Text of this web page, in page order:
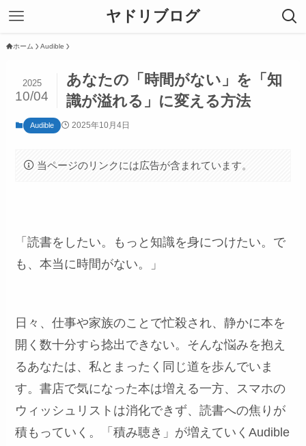
ヤドリブログ
ホーム Audible
あなたの「時間がない」を「知
識が溢れる」に変える方法
2025
10/04
Audible 2025年10月4日
当ページのリンクには広告が含まれています。
「読書をしたい。もっと知識を身につけたい。で
も、本当に時間がない。」
日々、仕事や家族のことで忙殺され、静かに本を
開く数十分すら捻出できない。そんな悩みを抱え
るあなたは、私とまったく同じ道を歩んでいま
す。書店で気になった本は増える一方、スマホの
ウィッシュリストは消化できず、読書への焦りが
積もっていく。「積み聴き」が増えていくAudible